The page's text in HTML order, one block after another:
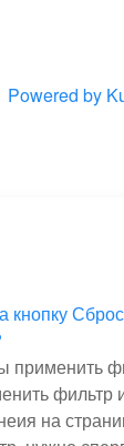
Powered by
кнопку
применить
фильтр
на